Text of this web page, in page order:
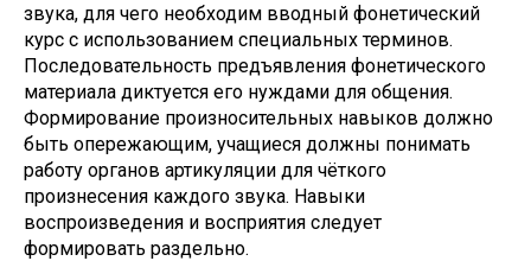
звука, для чего необходим вводный фонетический
курс с использованием специальных терминов.
Последовательность предъявления фонетического
материала диктуется его нуждами для общения.
Формирование произносительных навыков должно
быть опережающим, учащиеся должны понимать
работу органов артикуляции для чёткого
произнесения каждого звука. Навыки
воспроизведения и восприятия следует
формировать раздельно.